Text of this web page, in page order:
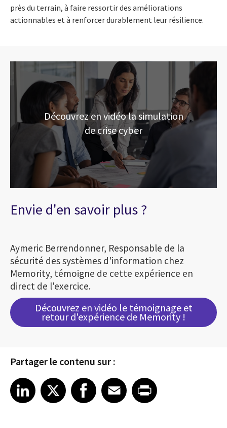
près du terrain, à faire ressortir des améliorations
actionnables et à renforcer durablement leur résilience.
Découvrez en vidéo la simulation
de crise cyber
Envie d'en savoir plus ?
Aymeric Berrendonner, Responsable de la
sécurité des systèmes d'information chez
Memority, témoigne de cette expérience en
direct de l'exercice.
Découvrez en vidéo le témoignage et
retour d'expérience de Memority !
Partager le contenu sur :
Share article on LinkedIn
LinkedIn
Share article on XShare article on Facebook
Facebook
Share article on Email
EmailShare article on Print